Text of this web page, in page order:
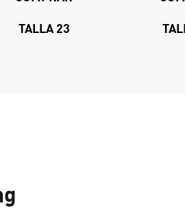
TALLA 23